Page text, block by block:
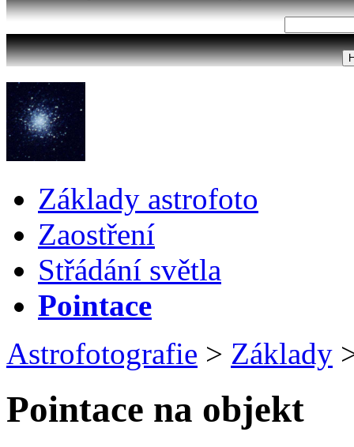
Základy astrofoto
Zaostření
Střádání světla
Pointace
Astrofotografie > Základy
Pointace na objekt